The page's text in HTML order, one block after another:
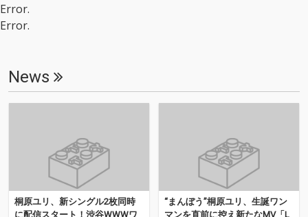
園地になる…そんな心
情がポップなメロディ
ーに乗せて描かれてい
桐原ユリの1人称視点
から描かれる理想の恋
愛、大好きな相手の隣
は自分だけの特等席。
かわいらしいメロディ
アスな作品です。
ブな歌になっていま
す。 カップリングであ
題曲と同様に不器用だ
けどそんな自分をポジ
ティブな歌になってい
ます。 3曲目、「ね
ぇ」は桐原自身が作
詞・作曲しピアノ弾き
Error.
Error.
News
桐原ユリ、新シングル2枚同時
に配信スタート！渋谷WWWワ
“まんぼう”桐原ユリ、生誕ワン
マンを直前に控え新たなMV「L